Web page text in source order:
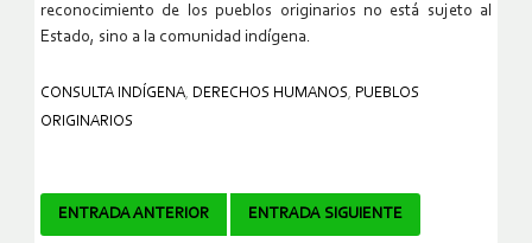
reconocimiento de los pueblos originarios no está sujeto al
Estado, sino a la comunidad indígena.
CONSULTA INDÍGENA, DERECHOS HUMANOS, PUEBLOS
ORIGINARIOS
Navegador
ENTRADA ANTERIOR ENTRADA SIGUIENTE